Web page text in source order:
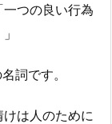
つの良い行為
詞です。
は人のために